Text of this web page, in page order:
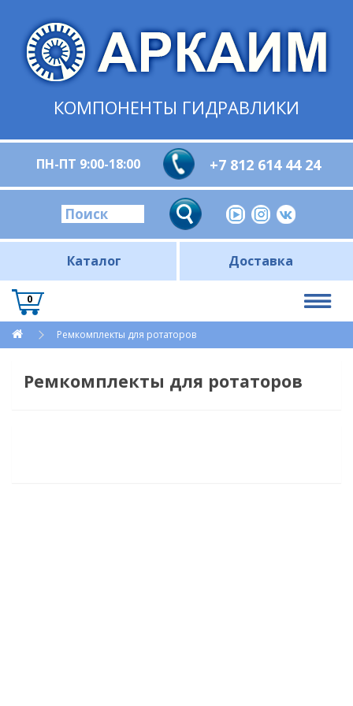
КОМПОНЕНТЫ ГИДРАВЛИКИ
ПН-ПТ 9:00-18:00 +7 812 614 44 24
Каталог Доставка
0
Ремкомплекты для ротаторов
Ремкомплекты для ротаторов